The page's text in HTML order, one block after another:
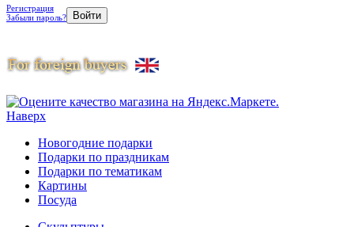
Регистрация
Забыли пароль?
Наверх
Новогодние подарки
Подарки по праздникам
Подарки по тематикам
Картины
Посуда